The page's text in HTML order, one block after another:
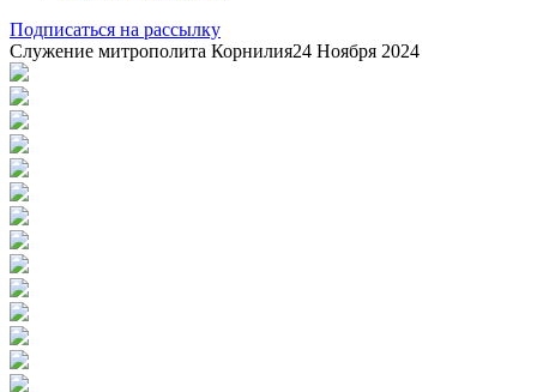
Подписаться на рассылку
Служение митрополита Корнилия24 Ноября 2024